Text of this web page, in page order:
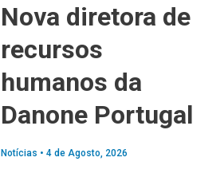
Nova diretora de
recursos
humanos da
Danone Portugal
Notícias • 4 de Agosto, 2026